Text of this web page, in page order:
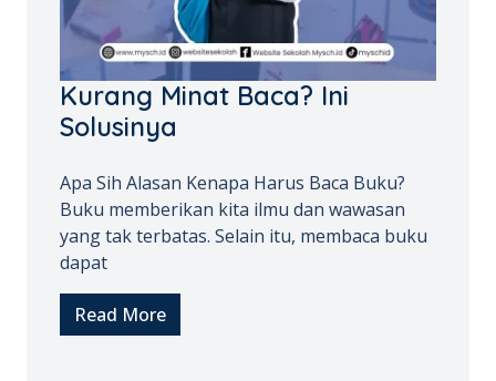
Kurang Minat Baca? Ini
Solusinya
Apa Sih Alasan Kenapa Harus Baca Buku?
Buku memberikan kita ilmu dan wawasan
yang tak terbatas. Selain itu, membaca buku
dapat
Read More